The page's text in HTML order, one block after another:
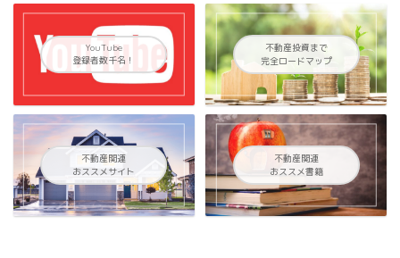
YouTube
登録者数千名！
不動産投資まで
完全ロードマップ
不動産関連
おススメサイト
不動産関連
おススメ書籍